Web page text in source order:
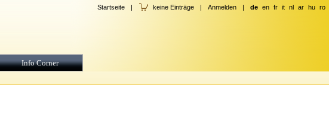
Startseite | keine Einträge | Anmelden | de en fr it nl ar hu ro
Info Corner